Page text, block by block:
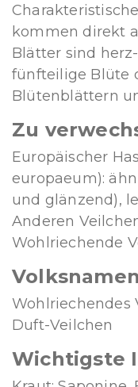
kommen direkt
Blätter sind
fünfteilige Blüte
Blütenblättern
Zu
Europäischer
europaeum):
und glänzend),
Anderen
Wohlriechende
Wohlriechendes
Duft-Veilchen
Wichtigste